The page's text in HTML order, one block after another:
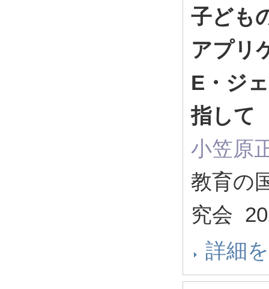
子ども
アプリ
E・ジ
指して
小笠原
教育の
究会
詳細